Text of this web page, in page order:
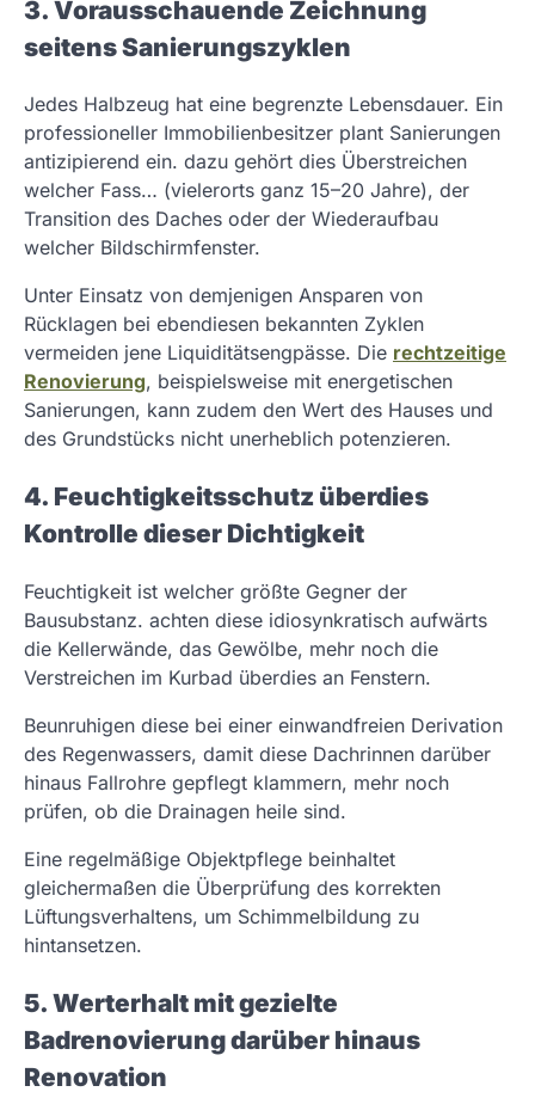
3. Vorausschauende Zeichnung
seitens Sanierungszyklen
Jedes Halbzeug hat eine begrenzte Lebensdauer. Ein
professioneller Immobilienbesitzer plant Sanierungen
antizipierend ein. dazu gehört dies Überstreichen
welcher Fass… (vielerorts ganz 15–20 Jahre), der
Transition des Daches oder der Wiederaufbau
welcher Bildschirmfenster.
Unter Einsatz von demjenigen Ansparen von
Rücklagen bei ebendiesen bekannten Zyklen
vermeiden jene Liquiditätsengpässe. Die rechtzeitige
Renovierung, beispielsweise mit energetischen
Sanierungen, kann zudem den Wert des Hauses und
des Grundstücks nicht unerheblich potenzieren.
4. Feuchtigkeitsschutz überdies
Kontrolle dieser Dichtigkeit
Feuchtigkeit ist welcher größte Gegner der
Bausubstanz. achten diese idiosynkratisch aufwärts
die Kellerwände, das Gewölbe, mehr noch die
Verstreichen im Kurbad überdies an Fenstern.
Beunruhigen diese bei einer einwandfreien Derivation
des Regenwassers, damit diese Dachrinnen darüber
hinaus Fallrohre gepflegt klammern, mehr noch
prüfen, ob die Drainagen heile sind.
Eine regelmäßige Objektpflege beinhaltet
gleichermaßen die Überprüfung des korrekten
Lüftungsverhaltens, um Schimmelbildung zu
hintansetzen.
5. Werterhalt mit gezielte
Badrenovierung darüber hinaus
Renovation